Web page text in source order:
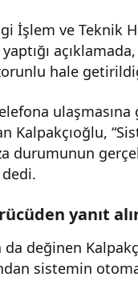
İşlem ve Teknik
hale
ulaşmasına
durumunun
yanıt
da değinen
sistemin